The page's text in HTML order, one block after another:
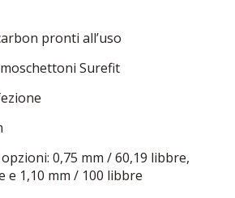
pronti all’uso
Surefit
0,75 mm / 60,19 libbre,
e 1,10 mm / 100 libbre